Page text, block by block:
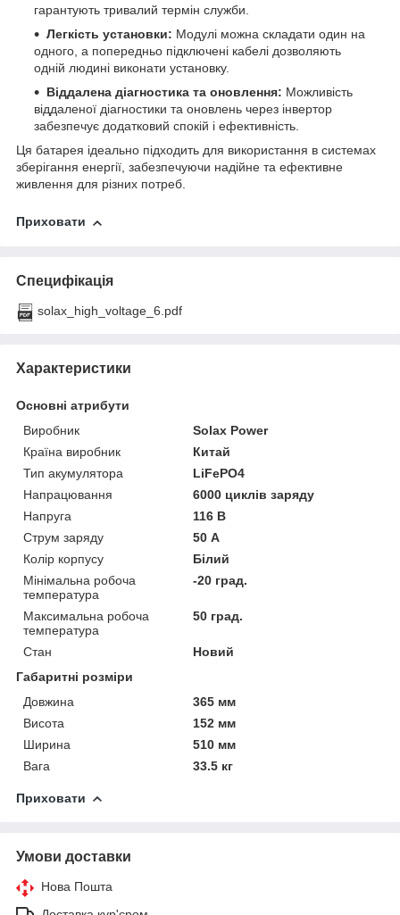
гарантують тривалий термін служби.
Легкість установки: Модулі можна складати один на
одного, а попередньо підключені кабелі дозволяють
одній людині виконати установку.
Віддалена діагностика та оновлення: Можливість
віддаленої діагностики та оновлень через інвертор
забезпечує додатковий спокій і ефективність.
Ця батарея ідеально підходить для використання в системах
зберігання енергії, забезпечуючи надійне та ефективне
живлення для різних потреб.
Приховати
Специфікація
solax_high_voltage_6.pdf
Характеристики
Основні атрибути
Виробник
Solax Power
Країна виробник
Китай
Тип акумулятора
LiFePO4
Напрацювання
6000 циклів заряду
Напруга
116 В
Струм заряду
50 А
Колір корпусу
Білий
Мінімальна робоча
температура
-20 град.
Максимальна робоча
температура
50 град.
Стан
Новий
Габаритні розміри
Довжина
365 мм
Висота
152 мм
Ширина
510 мм
Вага
33.5 кг
Приховати
Умови доставки
Нова Пошта